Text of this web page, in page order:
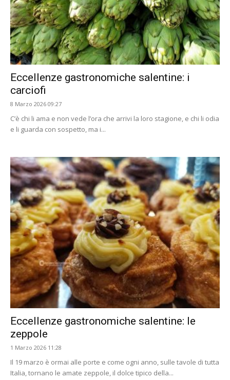
Eccellenze gastronomiche salentine: i
carciofi
8 Marzo 2026 09:27
C’è chi li ama e non vede l’ora che arrivi la loro stagione, e chi li odia
e li guarda con sospetto, ma i...
Eccellenze gastronomiche salentine: le
zeppole
1 Marzo 2026 11:28
Il 19 marzo è ormai alle porte e come ogni anno, sulle tavole di tutta
Italia, tornano le amate zeppole, il dolce tipico della...